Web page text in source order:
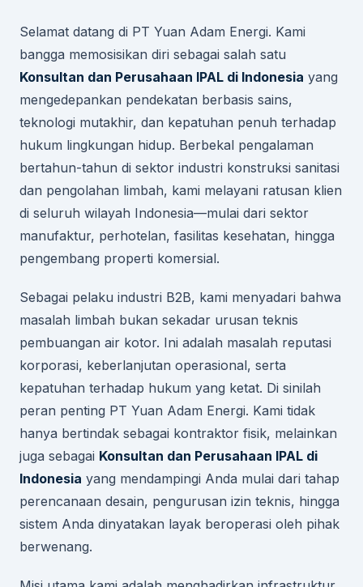
Selamat datang di PT Yuan Adam Energi. Kami
bangga memosisikan diri sebagai salah satu
Konsultan dan Perusahaan IPAL di Indonesia yang
mengedepankan pendekatan berbasis sains,
teknologi mutakhir, dan kepatuhan penuh terhadap
hukum lingkungan hidup. Berbekal pengalaman
bertahun-tahun di sektor industri konstruksi sanitasi
dan pengolahan limbah, kami melayani ratusan klien
di seluruh wilayah Indonesia—mulai dari sektor
manufaktur, perhotelan, fasilitas kesehatan, hingga
pengembang properti komersial.
Sebagai pelaku industri B2B, kami menyadari bahwa
masalah limbah bukan sekadar urusan teknis
pembuangan air kotor. Ini adalah masalah reputasi
korporasi, keberlanjutan operasional, serta
kepatuhan terhadap hukum yang ketat. Di sinilah
peran penting PT Yuan Adam Energi. Kami tidak
hanya bertindak sebagai kontraktor fisik, melainkan
juga sebagai Konsultan dan Perusahaan IPAL di
Indonesia yang mendampingi Anda mulai dari tahap
perencanaan desain, pengurusan izin teknis, hingga
sistem Anda dinyatakan layak beroperasi oleh pihak
berwenang.